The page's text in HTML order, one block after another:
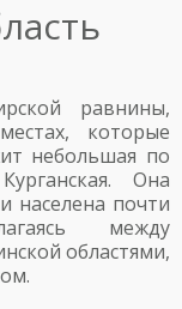
равнины,
которые
небольшая по
Она
населена почти
между
областями,